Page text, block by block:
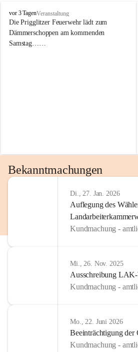
P
r
i
g
vor 3 TagenVeranstaltung
Die Prigglitzer Feuerwehr lädt zum
Dämmerschoppen am kommenden
Samstag……
Bekanntmachungen
Di., 27. Jan. 2026
Auflegung des
Kundmachung -
Mi., 26. Nov. 2025
Ausschreibung
Kundmachung -
Mo., 22. Juni 2026
Beeinträchtigung der
Kundmachung -